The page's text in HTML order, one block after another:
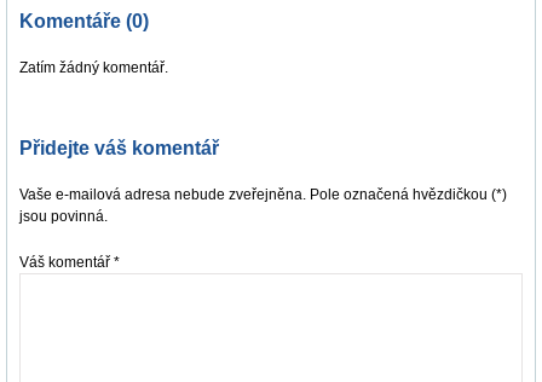
Komentáře (0)
Zatím žádný komentář.
Přidejte váš komentář
Vaše e-mailová adresa nebude zveřejněna. Pole označená hvězdičkou (*)
jsou povinná.
Váš komentář *